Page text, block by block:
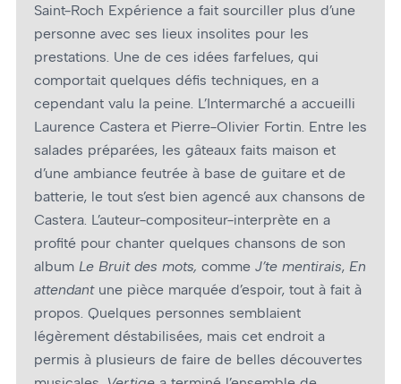
Saint-Roch Expérience a fait sourciller plus d’une
personne avec ses lieux insolites pour les
prestations. Une de ces idées farfelues, qui
comportait quelques défis techniques, en a
cependant valu la peine. L’Intermarché a accueilli
Laurence Castera et Pierre-Olivier Fortin. Entre les
salades préparées, les gâteaux faits maison et
d’une ambiance feutrée à base de guitare et de
batterie, le tout s’est bien agencé aux chansons de
Castera. L’auteur-compositeur-interprète en a
profité pour chanter quelques chansons de son
album Le Bruit des mots, comme J’te mentirais, En
attendantune pièce marquée d’espoir, tout à fait à
propos. Quelques personnes semblaient
légèrement déstabilisées, mais cet endroit a
permis à plusieurs de faire de belles découvertes